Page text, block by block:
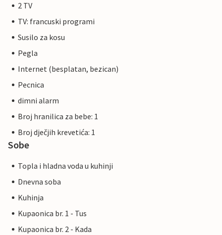
2 TV
TV: francuski programi
Susilo za kosu
Pegla
Internet (besplatan, bezican)
Pecnica
dimni alarm
Broj hranilica za bebe: 1
Broj dječjih krevetića: 1
Sobe
Topla i hladna voda u kuhinji
Dnevna soba
Kuhinja
Kupaonica br. 1 - Tus
Kupaonica br. 2 - Kada